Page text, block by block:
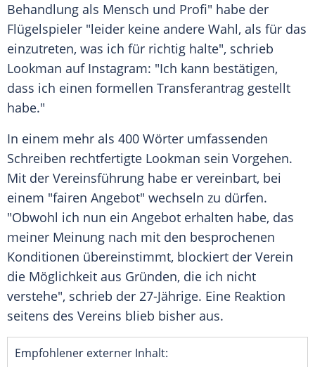
Behandlung als Mensch und Profi" habe der
Flügelspieler "leider keine andere Wahl, als für das
einzutreten, was ich für richtig halte", schrieb
Lookman auf Instagram: "Ich kann bestätigen,
dass ich einen formellen Transferantrag gestellt
habe."
In einem mehr als 400 Wörter umfassenden
Schreiben rechtfertigte Lookman sein Vorgehen.
Mit der Vereinsführung habe er vereinbart, bei
einem "fairen Angebot" wechseln zu dürfen.
"Obwohl ich nun ein Angebot erhalten habe, das
meiner Meinung nach mit den besprochenen
Konditionen übereinstimmt, blockiert der Verein
die Möglichkeit aus Gründen, die ich nicht
verstehe", schrieb der 27-Jährige. Eine Reaktion
seitens des Vereins blieb bisher aus.
Empfohlener externer Inhalt: